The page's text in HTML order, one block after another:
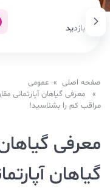
بازدید
صفحه اصلی » عمومی
» معرفی گیاهان آپارتمانی
مراقب کم را بشناسید!
معرفی
گیاهان